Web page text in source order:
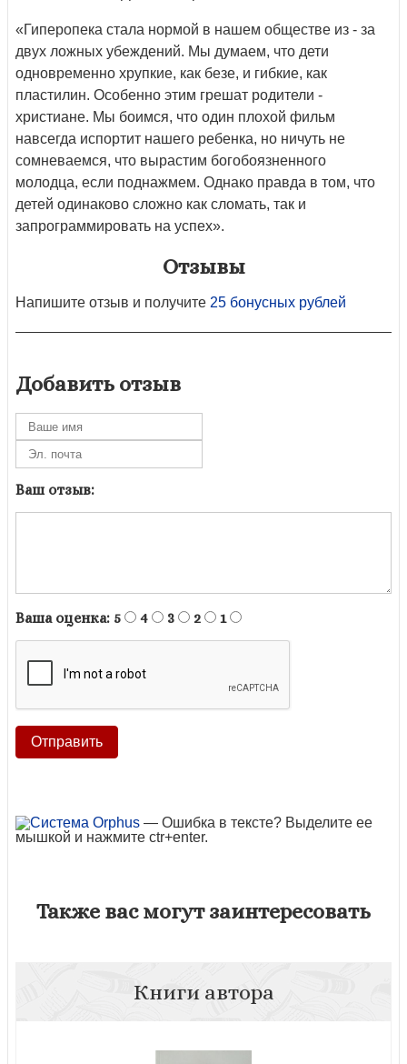
«Гиперопека стала нормой в нашем обществе из - за
двух ложных убеждений. Мы думаем, что дети
одновременно хрупкие, как безе, и гибкие, как
пластилин. Особенно этим грешат родители -
христиане. Мы боимся, что один плохой фильм
навсегда испортит нашего ребенка, но ничуть не
сомневаемся, что вырастим богобоязненного
молодца, если поднажмем. Однако правда в том, что
детей одинаково сложно как сломать, так и
запрограммировать на успех».
Отзывы
Напишите отзыв и получите 25 бонусных рублей
Добавить отзыв
Ваш отзыв:
Ваша оценка: 5 4 3 2 1
— Ошибка в тексте? Выделите ее
мышкой и нажмите ctr+enter.
Также вас могут заинтересовать
Книги автора